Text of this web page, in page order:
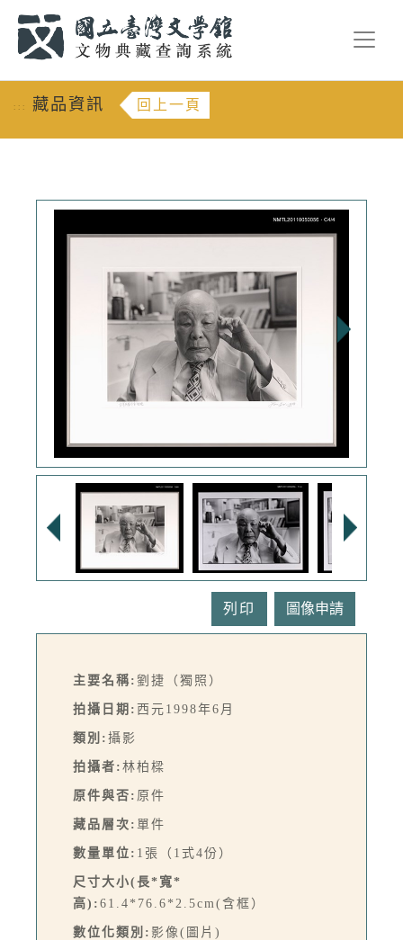
::: 藏品資訊 回上一頁
列印
主要名稱: 劉捷（獨照）
拍攝日期: 西元1998年6月
類別: 攝影
拍攝者: 林柏樑
原件與否: 原件
藏品層次: 單件
數量單位: 1張（1式4份）
尺寸大小(長*寬*
高): 61.4*76.6*2.5cm(含框）
數位化類別: 影像(圖片)